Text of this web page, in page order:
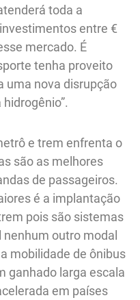
toda a
entre €
mercado. É
tenha proveito
uma nova disrupção
e trem enfrenta o
são as melhores
de passageiros.
é a implantação
pois são sistemas
nenhum outro modal
mobilidade de ônibus
ganhado larga escala
em países